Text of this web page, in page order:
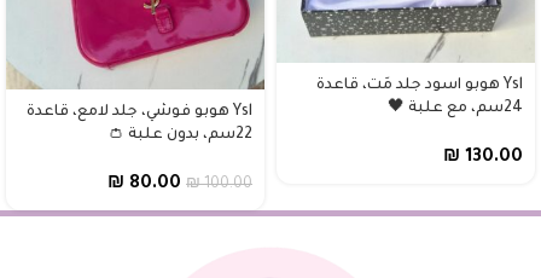
Ysl هوبو اسود جلد مَت، قاعدة
24سم، مع علبة 🖤
₪ 130.00
Ysl هوبو فوشي، جلد لامع، قاعدة
22سم، بدون علبة 👛
₪100.00
₪ 80.00